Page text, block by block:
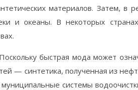
материалов. Затем, в
океаны. В некоторых странах
быстрая мода может
— синтетика, полученная из
системы